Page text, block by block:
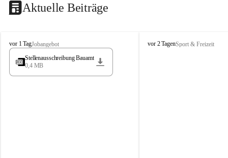
Aktuelle Beiträge
S
t
s
vor 1 TagJobangebot
Stellenausschreibung Bauamt
0,4 MB
S
vor 2 TagenSport & Freizeit